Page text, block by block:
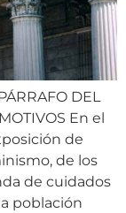
DEL
En el
de
de los
de cuidados
población